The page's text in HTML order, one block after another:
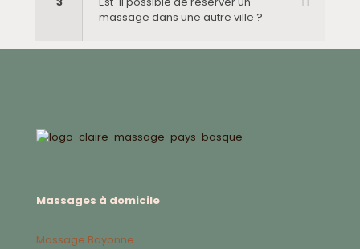
massage dans une autre ville ?
Massages à domicile
Massage Bayonne